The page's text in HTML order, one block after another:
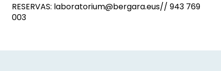
RESERVAS: laboratorium@bergara.eus// 943 769
003